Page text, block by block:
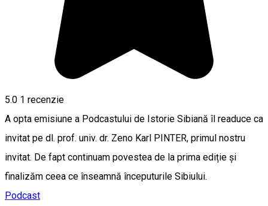
5.0 1 recenzie
A opta emisiune a Podcastului de Istorie Sibiană îl readuce ca
invitat pe dl. prof. univ. dr. Zeno Karl PINTER, primul nostru
invitat. De fapt continuam povestea de la prima ediție și
finalizăm ceea ce înseamnă începuturile Sibiului.
Podcast